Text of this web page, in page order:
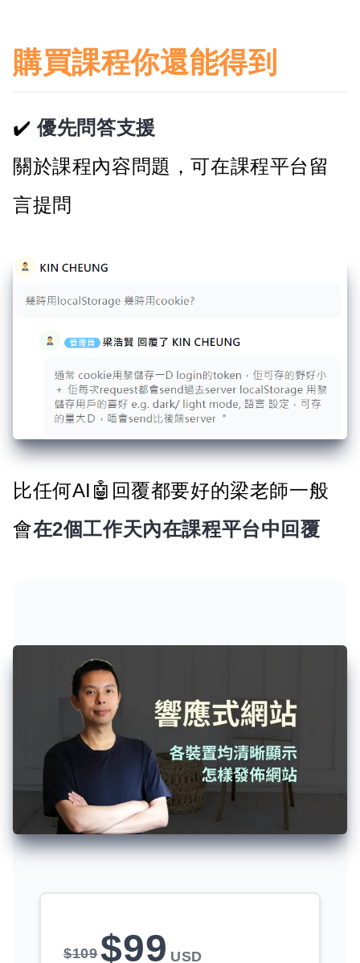
購買課程你還能得到
優先問答支援
關於課程內容問題，可在課程平台留
言提問
比任何AI🤖回覆都要好的梁老師一般
會在2個工作天內在課程平台中回覆
$109 $99 USD